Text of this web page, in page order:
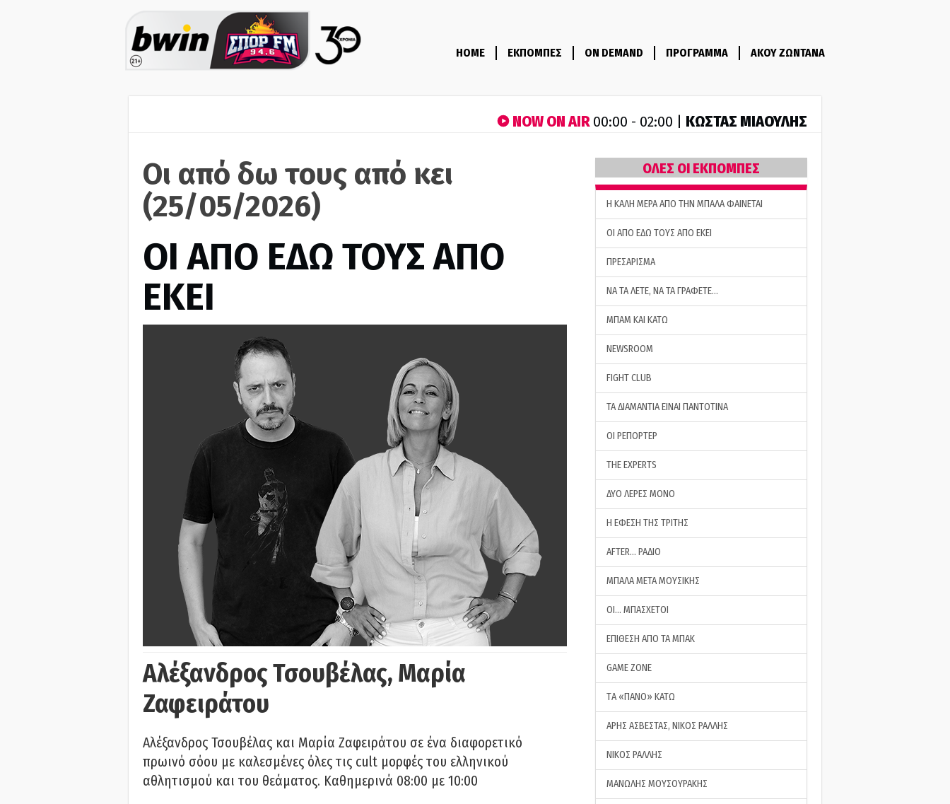
HOME ΕΚΠΟΜΠΕΣ ON DEMAND ΠΡΟΓΡΑΜΜΑ ΑΚΟΥ ΖΩΝΤΑΝΑ
NOW ON AIR00:00 - 02:00 | ΚΩΣΤΑΣ ΜΙΑΟΥΛΗΣ
Οι από δω τους από κει
(25/05/2026)
ΟΙ ΑΠΟ ΕΔΩ ΤΟΥΣ ΑΠΟ
ΕΚΕΙ
Αλέξανδρος Τσουβέλας, Μαρία
Ζαφειράτου
Αλέξανδρος Τσουβέλας και Μαρία Ζαφειράτου σε ένα διαφορετικό
πρωινό σόου με καλεσμένες όλες τις cult μορφές του ελληνικού
αθλητισμού και του θεάματος. Καθημερινά 08:00 με 10:00
ΟΛΕΣ ΟΙ ΕΚΠΟΜΠΕΣ
H ΚΑΛΗ ΜΕΡΑ ΑΠΟ ΤΗΝ ΜΠΑΛΑ ΦΑΙΝΕΤΑΙ
ΟΙ ΑΠΟ ΕΔΩ ΤΟΥΣ ΑΠΟ ΕΚΕΙ
ΠΡΕΣΑΡΙΣΜΑ
ΝΑ ΤΑ ΛΕΤΕ, ΝΑ ΤΑ ΓΡΑΦΕΤΕ…
ΜΠΑΜ ΚΑΙ ΚΑΤΩ
NEWSROOM
FIGHT CLUB
ΤΑ ΔΙΑΜΑΝΤΙΑ ΕΙΝΑΙ ΠΑΝΤΟΤΙΝΑ
ΟΙ ΡΕΠΟΡΤΕΡ
THE EXPERTS
ΔΥΟ ΛΕΡΕΣ ΜΟΝΟ
Η ΕΦΕΣΗ ΤΗΣ ΤΡΙΤΗΣ
AFTER… ΡΑΔΙΟ
ΜΠΑΛΑ ΜΕΤΑ ΜΟΥΣΙΚΗΣ
ΟΙ… ΜΠΑΣΧΕΤΟΙ
ΕΠΙΘΕΣΗ ΑΠΟ ΤΑ ΜΠΑΚ
GAME ZONE
ΤA «ΠΑΝΟ» ΚΑΤΩ
ΑΡΗΣ ΑΣΒΕΣΤΑΣ, ΝΙΚΟΣ ΡΑΛΛΗΣ
ΝΙΚΟΣ ΡΑΛΛΗΣ
ΜΑΝΩΛΗΣ ΜΟΥΣΟΥΡΑΚΗΣ